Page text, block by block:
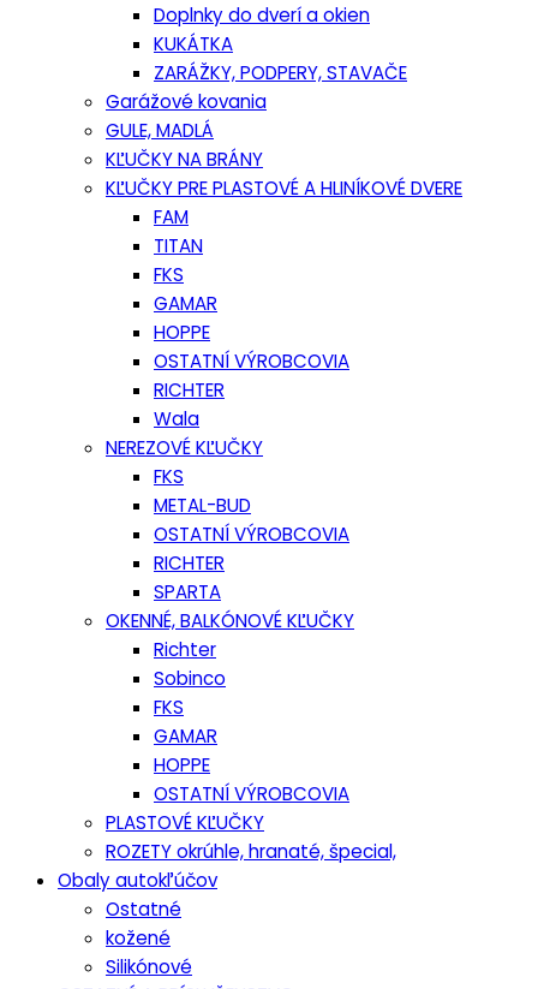
Doplnky do dverí a okien
KUKÁTKA
ZARÁŽKY, PODPERY, STAVAČE
Garážové kovania
GULE, MADLÁ
KĽUČKY NA BRÁNY
KĽUČKY PRE PLASTOVÉ A HLINÍKOVÉ DVERE
FAM
TITAN
FKS
GAMAR
HOPPE
OSTATNÍ VÝROBCOVIA
RICHTER
Wala
NEREZOVÉ KĽUČKY
FKS
METAL-BUD
OSTATNÍ VÝROBCOVIA
RICHTER
SPARTA
OKENNÉ, BALKÓNOVÉ KĽUČKY
Richter
Sobinco
FKS
GAMAR
HOPPE
OSTATNÍ VÝROBCOVIA
PLASTOVÉ KĽUČKY
ROZETY okrúhle, hranaté, špecial,
Obaly autokľúčov
Ostatné
kožené
Silikónové